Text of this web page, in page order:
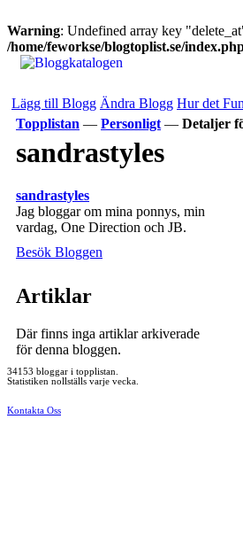
Warning: Undefined array key
/home/feworkse/blogtoplist.se/
Lägg till Blogg Ändra Blogg Hur det
Topplistan — Personligt — Detaljer
sandrastyles
sandrastyles
Jag bloggar om mina ponnys, min
vardag, One Direction och JB.
Besök Bloggen
Artiklar
Där finns inga artiklar arkiverade
för denna bloggen.
34153 bloggar i topplistan.
Statistiken nollställs varje vecka.
Kontakta Oss